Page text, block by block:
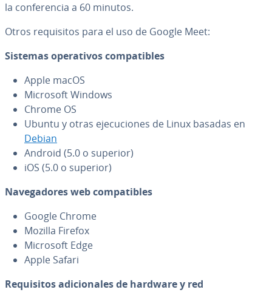
la co­n­fe­re­n­cia a 60 minutos.
Otros re­qui­si­tos para el uso de Google Meet:
Sistemas ope­ra­ti­vos co­m­pa­ti­bles
Apple macOS
Microsoft Windows
Chrome OS
Ubuntu y otras eje­cu­cio­nes de Linux basadas en
Debian
Android (5.0 o superior)
iOS (5.0 o superior)
Na­ve­ga­do­res web co­m­pa­ti­bles
Google Chrome
Mozilla Firefox
Microsoft Edge
Apple Safari
Re­qui­si­tos adi­cio­na­les de hardware y red